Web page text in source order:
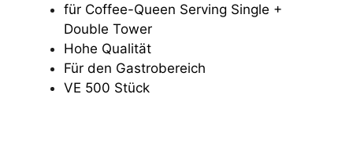
für Coffee-Queen Serving Single +
Double Tower
Hohe Qualität
Für den Gastrobereich
VE 500 Stück